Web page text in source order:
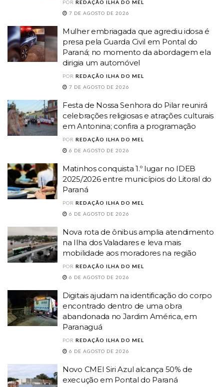
POR REDAÇÃO ILHA DO MEL
7 DE AGOSTO DE 2026
Mulher embriagada que agrediu idosa é
presa pela Guarda Civil em Pontal do
Paraná; no momento da abordagem ela
dirigia um automóvel
POR REDAÇÃO ILHA DO MEL
7 DE AGOSTO DE 2026
Festa de Nossa Senhora do Pilar reunirá
celebrações religiosas e atrações culturais
em Antonina; confira a programação
POR REDAÇÃO ILHA DO MEL
6 DE AGOSTO DE 2026
Matinhos conquista 1.º lugar no IDEB
2025/2026 entre municípios do Litoral do
Paraná
POR REDAÇÃO ILHA DO MEL
6 DE AGOSTO DE 2026
Nova rota de ônibus amplia atendimento
na Ilha dos Valadares e leva mais
mobilidade aos moradores na região
POR REDAÇÃO ILHA DO MEL
6 DE AGOSTO DE 2026
Digitais ajudam na identificação do corpo
encontrado dentro de uma obra
abandonada no Jardim América, em
Paranaguá
POR REDAÇÃO ILHA DO MEL
6 DE AGOSTO DE 2026
Novo CMEI Siri Azul alcança 50% de
execução em Pontal do Paraná